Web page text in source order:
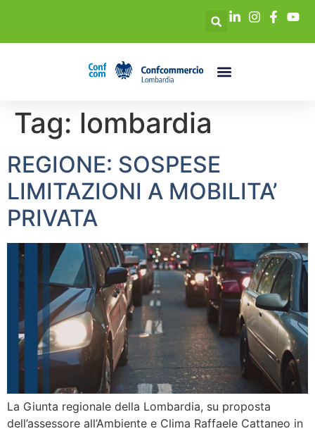
Tag: lombardia
REGIONE: SOSPESE
LIMITAZIONI A MOBILITA’
PRIVATA
La Giunta regionale della Lombardia, su proposta
dell’assessore all’Ambiente e Clima Raffaele Cattaneo in